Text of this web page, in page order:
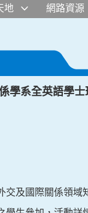
地 網路資源
學系全英語學
交及國際關係領域